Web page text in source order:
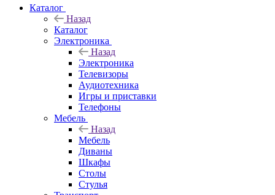
Каталог
Назад
Каталог
Электроника
Назад
Электроника
Телевизоры
Аудиотехника
Игры и приставки
Телефоны
Мебель
Назад
Мебель
Диваны
Шкафы
Столы
Стулья